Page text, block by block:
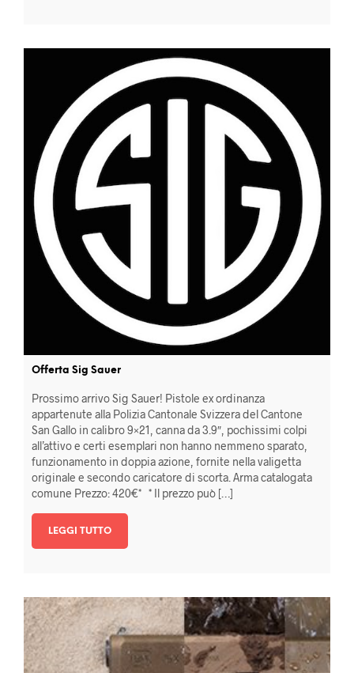
Offerta Sig Sauer
Prossimo arrivo Sig Sauer! Pistole ex ordinanza
appartenute alla Polizia Cantonale Svizzera del Cantone
San Gallo in calibro 9×21, canna da 3.9″, pochissimi colpi
all’attivo e certi esemplari non hanno nemmeno sparato,
funzionamento in doppia azione, fornite nella valigetta
originale e secondo caricatore di scorta. Arma catalogata
comune Prezzo: 420€* * Il prezzo può […]
LEGGI TUTTO